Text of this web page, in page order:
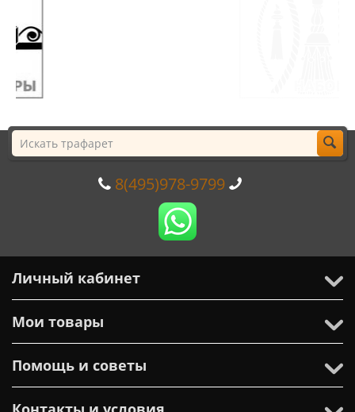
8(495)978-9799
Личный кабинет
Мои товары
Помощь и советы